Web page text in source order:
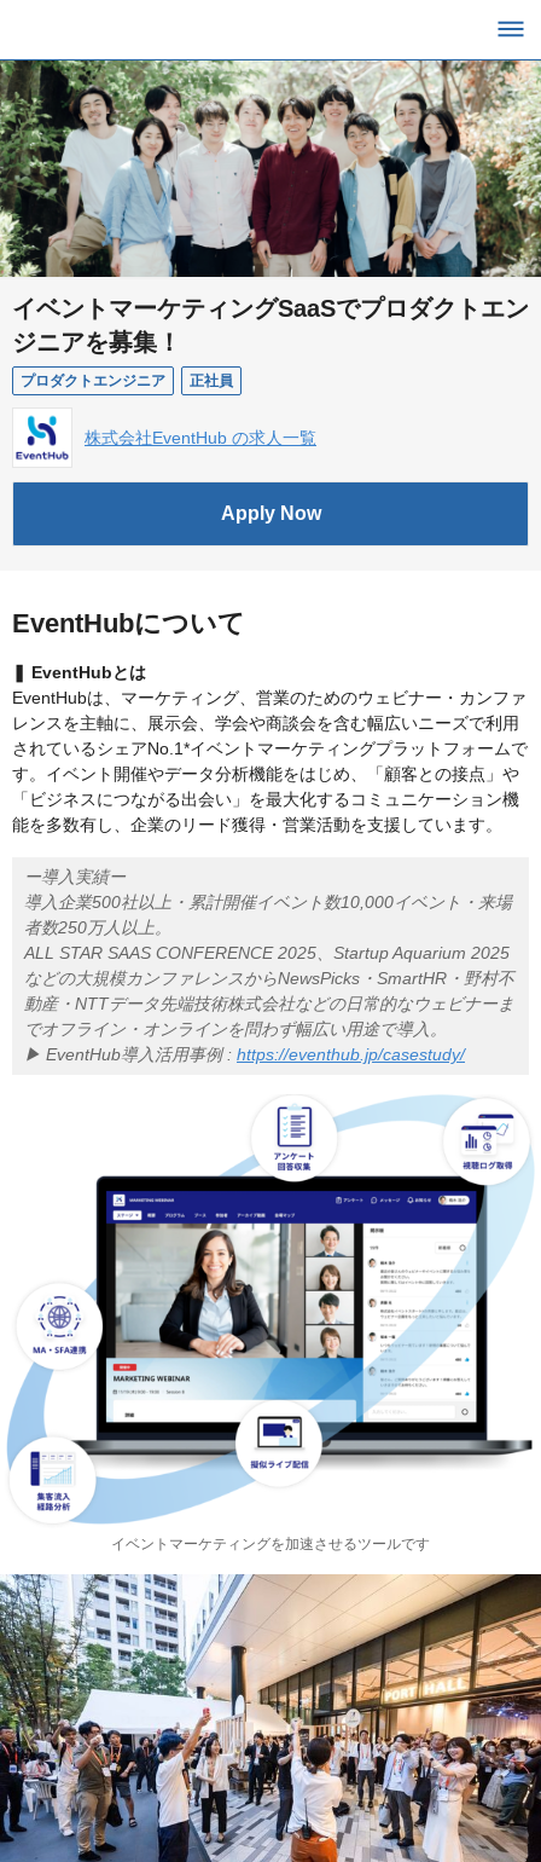
イベントマーケティングSaaSでプロダクトエン
ジニアを募集！
プロダクトエンジニア 正社員
株式会社EventHub の求人一覧
Apply Now
EventHubについて
❚ EventHubとは
EventHubは、マーケティング、営業のためのウェビナー・カンファ
レンスを主軸に、展示会、学会や商談会を含む幅広いニーズで利用
されているシェアNo.1*イベントマーケティングプラットフォームで
す。イベント開催やデータ分析機能をはじめ、「顧客との接点」や
「ビジネスにつながる出会い」を最大化するコミュニケーション機
能を多数有し、企業のリード獲得・営業活動を支援しています。
ー導入実績ー
導入企業500社以上・累計開催イベント数10,000イベント・来場
者数250万人以上。
ALL STAR SAAS CONFERENCE 2025、Startup Aquarium 2025
などの大規模カンファレンスからNewsPicks・SmartHR・野村不
動産・NTTデータ先端技術株式会社などの日常的なウェビナーま
でオフライン・オンラインを問わず幅広い用途で導入。
▶︎ EventHub導入活用事例 : https://eventhub.jp/casestudy/
イベントマーケティングを加速させるツールです